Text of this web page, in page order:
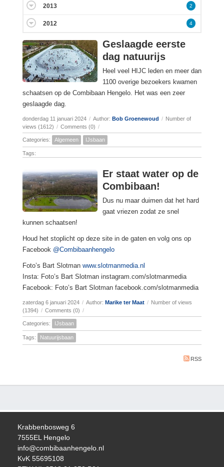
Geslaagde eerste
dag natuurijs
Heel veel HIJC leden en meer dan
1100 overige bezoekers kwamen
schaatsen op de Combibaan Hengelo. Het was een zeer
geslaagde dag.
donderdag 11 januari 2024 / Author: Bob Groenewoud / Number of
views (1612) / Comments (0) /
Categories: Algemeen IJsbaan
Tags:
Er staat water op de
Combibaan!
Dus nu maar duimen dat het hard
gaat vriezen zodat ze snel
kunnen schaatsen!
Houd het stoplicht op deze site in de gaten en volg ons op
Facebook @Combibaanhengelo
Foto’s Bart Slotman www.slotmanmedia.nl
Insta: Foto’s Bart Slotman instagram.com/slotmanmedia
Facebook: Foto’s Bart Slotman facebook.com/slotmanmedia
zaterdag 6 januari 2024 / Author: Marike ter Maat / Number of views
(1394) / Comments (0) /
Categories: IJsbaan
Tags: Natuurijsbaan
RSS
2013 2
2012 4
Krabbenbosweg 6
7555EL Hengelo
info@combibaanhengelo.nl
KvK 55695108